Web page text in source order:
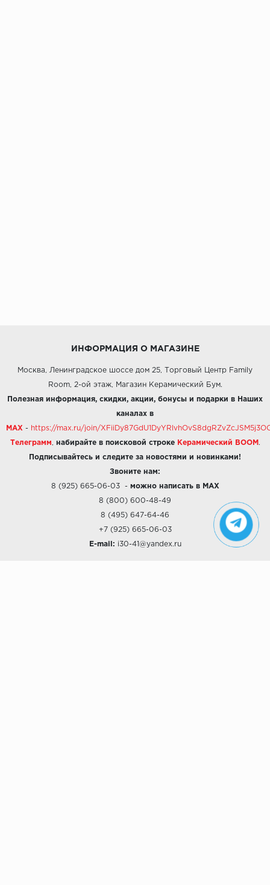
ИНФОРМАЦИЯ О МАГАЗИНЕ
Москва, Ленинградское шоссе дом 25, Торговый Центр Family
Room, 2-ой этаж, Магазин Керамический Бум.
Полезная информация, скидки, акции, бонусы и подарки в Наших
каналах в
MAX - https://max.ru/join/
Телеграмм набирайте в поисковой строке Керамический BOOM .
Подписывайтесь и следите за новостями и новинками!
Звоните нам:
8 (925) 665-06-03- можно написать в MAX
8 (800) 600-48-49
8 (495) 647-64-46
+7 (925) 665-06-03
E-mail: i30-41@yandex.ru